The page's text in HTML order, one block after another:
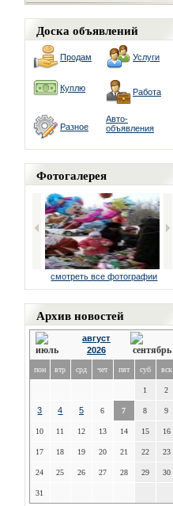
Доска объявлений
Продам Услуги
Куплю Работа
Разное
Авто-
объявления
Фотогалерея
смотреть все фотографии
Архив новостей
август
2026
пон втр срд чет пят суб вск
1 2
3 4 5 6 7 8 9
10 11 12 13 14 15 16
17 18 19 20 21 22 23
24 25 26 27 28 29 30
31